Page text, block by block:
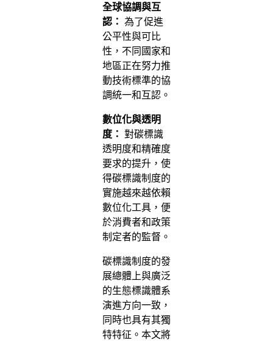
全球協調與互
認： 為了促進
公平性與可比
性，不同國家和
地區正在努力推
動技術標準的協
調統一和互認。
數位化與透明
度： 對碳標識
透明度和精確度
要求的提升，使
得碳標識制度的
實施越來越依賴
數位化工具，便
於消費者和政策
制定者的監督。
碳標識制度的發
展總體上與廣泛
的生態標識體系
演進方向一致，
同時也具有其獨
特特征。本文將